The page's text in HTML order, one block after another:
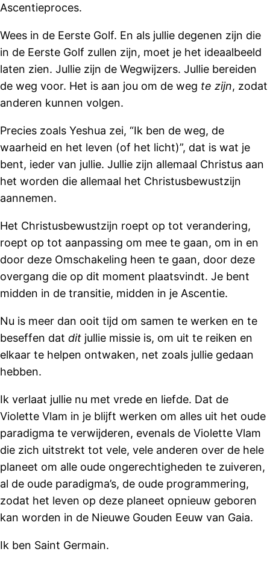
Ascentieproces.
Wees in de Eerste Golf. En als jullie degenen zijn die
in de Eerste Golf zullen zijn, moet je het ideaalbeeld
laten zien. Jullie zijn de Wegwijzers. Jullie bereiden
de weg voor. Het is aan jou om de weg te zijn, zodat
anderen kunnen volgen.
Precies zoals Yeshua zei, “Ik ben de weg, de
waarheid en het leven (of het licht)”, dat is wat je
bent, ieder van jullie. Jullie zijn allemaal Christus aan
het worden die allemaal het Christusbewustzijn
aannemen.
Het Christusbewustzijn roept op tot verandering,
roept op tot aanpassing om mee te gaan, om in en
door deze Omschakeling heen te gaan, door deze
overgang die op dit moment plaatsvindt. Je bent
midden in de transitie, midden in je Ascentie.
Nu is meer dan ooit tijd om samen te werken en te
beseffen dat dit jullie missie is, om uit te reiken en
elkaar te helpen ontwaken, net zoals jullie gedaan
hebben.
Ik verlaat jullie nu met vrede en liefde. Dat de
Violette Vlam in je blijft werken om alles uit het oude
paradigma te verwijderen, evenals de Violette Vlam
die zich uitstrekt tot vele, vele anderen over de hele
planeet om alle oude ongerechtigheden te zuiveren,
al de oude paradigma’s, de oude programmering,
zodat het leven op deze planeet opnieuw geboren
kan worden in de Nieuwe Gouden Eeuw van Gaia.
Ik ben Saint Germain.